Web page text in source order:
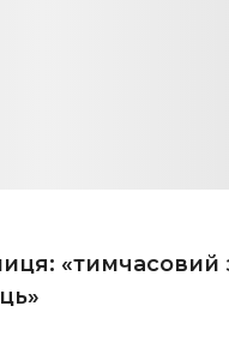
«тимчасовий